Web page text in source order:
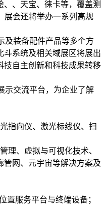
、天宝、徕卡等，覆盖测
展会还将举办一系列高规
及装备配件产品等多个方
斗系统及相关域展区将展出
技自主创新和科技成果转移
示交流平台，为企业了解
指向仪、激光标线仪、扫
理、虚拟与可视化技术、
管网、元宇宙等解决方案及
置服务平台与终端设备；